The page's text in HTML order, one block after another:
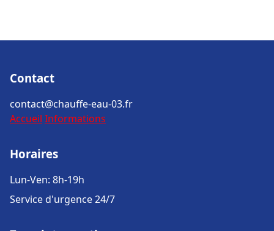
Contact
contact@chauffe-eau-03.fr
Accueil Informations
Horaires
Lun-Ven: 8h-19h
Service d'urgence 24/7